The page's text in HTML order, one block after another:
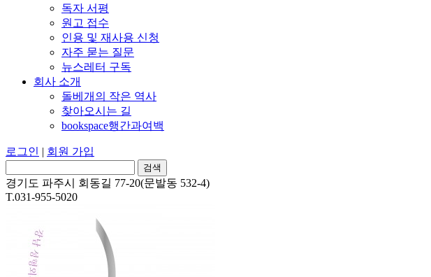
독자 서평
원고 접수
인용 및 재사용 신청
자주 묻는 질문
뉴스레터 구독
회사 소개
돌베개의 작은 역사
찾아오시는 길
bookspace행간과여백
로그인 | 회원 가입
경기도 파주시 회동길 77-20(문발동 532-4)
T.031-955-5020